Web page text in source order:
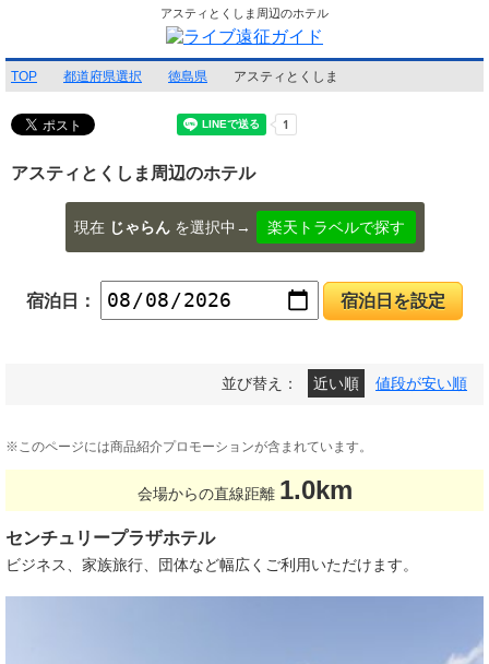
アスティとくしま周辺のホテル
TOP 都道府県選択 徳島県 アスティとくしま
アスティとくしま周辺のホテル
現在 じゃらんを選択中→ 楽天トラベルで探す
宿泊日： 宿泊日を設定
並び替え： 近い順 値段が安い順
※このページには商品紹介プロモーションが含まれています。
会場からの直線距離 1.0km
センチュリープラザホテル
ビジネス、家族旅行、団体など幅広くご利用いただけます。